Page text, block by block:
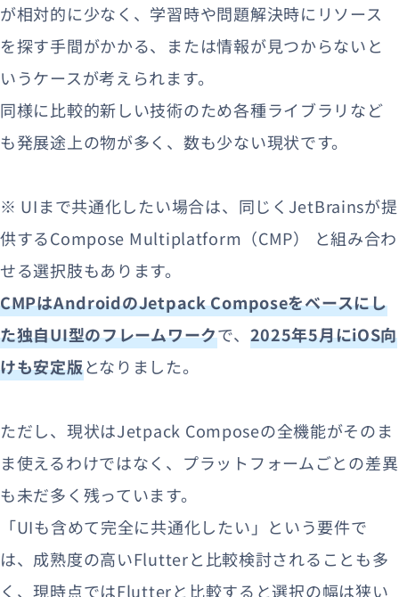
が相対的に少なく、学習時や問題解決時にリソース
を探す手間がかかる、または情報が見つからないと
いうケースが考えられます。
同様に比較的新しい技術のため各種ライブラリなど
も発展途上の物が多く、数も少ない現状です。
※ UIまで共通化したい場合は、同じくJetBrainsが提
供するCompose Multiplatform（CMP） と組み合わ
せる選択肢もあります。
CMPはAndroidのJetpack Composeをベースにし
た独自UI型のフレームワークで、 2025年5月にiOS向
けも安定版となりました。
ただし、現状はJetpack Composeの全機能がそのま
ま使えるわけではなく、プラットフォームごとの差異
も未だ多く残っています。
「UIも含めて完全に共通化したい」という要件で
は、成熟度の高いFlutterと比較検討されることも多
く、現時点ではFlutterと比較すると選択の幅は狭い